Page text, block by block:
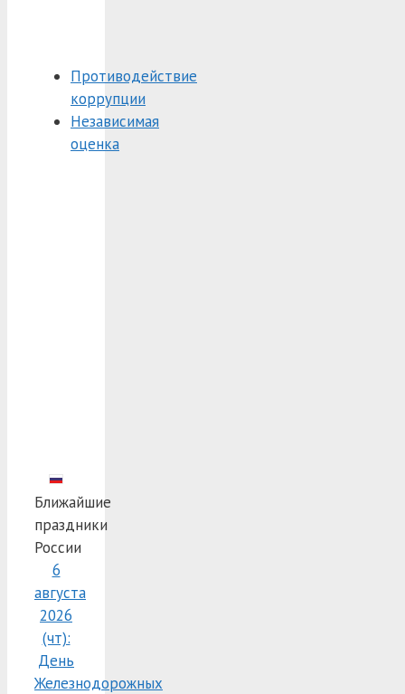
Противодействие
коррупции
Независимая
оценка
Ближайшие
праздники
России
6
августа
2026
(чт):
День
Железнодорожных